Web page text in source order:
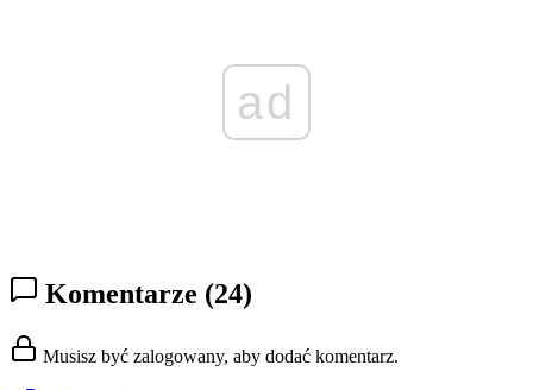
ad
Komentarze (24)
Musisz być zalogowany, aby dodać komentarz.